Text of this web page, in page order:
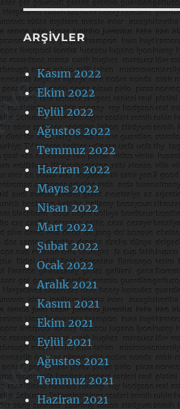
ARŞIVLER
Kasım 2022
Ekim 2022
Eylül 2022
Ağustos 2022
Temmuz 2022
Haziran 2022
Mayıs 2022
Nisan 2022
Mart 2022
Şubat 2022
Ocak 2022
Aralık 2021
Kasım 2021
Ekim 2021
Eylül 2021
Ağustos 2021
Temmuz 2021
Haziran 2021